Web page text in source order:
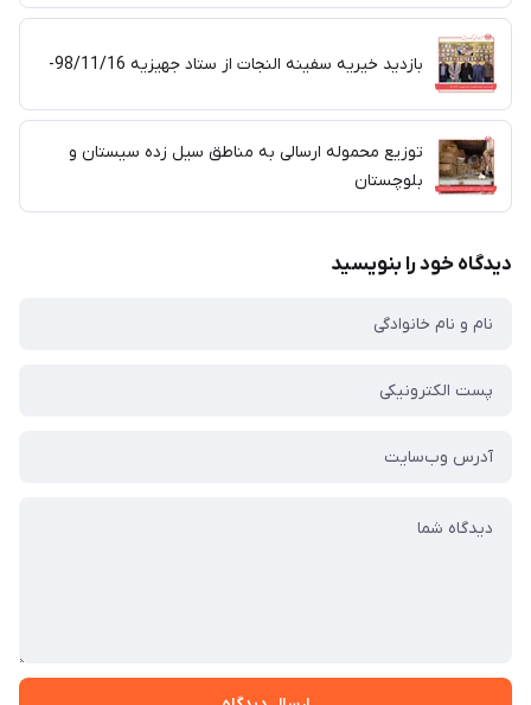
بازدید خیریه سفینه النجات از ستاد جهیزیه 98/11/16-
توزیع محموله ارسالی به مناطق سیل زده سیستان و
بلوچستان
دیدگاه خود را بنویسید